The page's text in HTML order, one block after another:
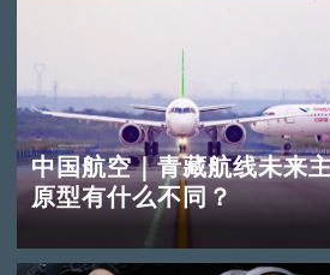
中国航空｜青藏航线未来
原型有什么不同？